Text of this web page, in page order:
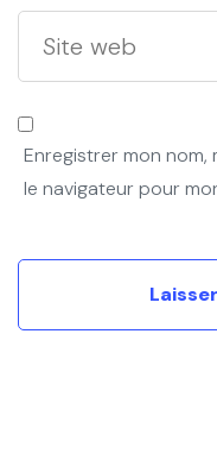
Enregistrer mon
le navigateur pour